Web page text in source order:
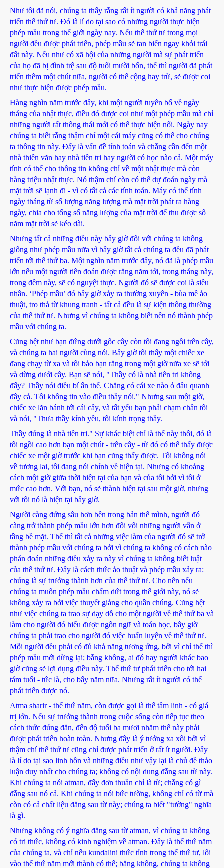
Như tôi đã nói, chúng ta thấy rằng rất ít người có khả năng phát
triển thể thứ tư. Đó là lí do tại sao có những người thực hiện
phép mầu trong thế giới ngày nay. Nếu thể thứ tư trong mọi
người đều được phát triển, phép mầu sẽ tan biến ngay khỏi trái
đất này. Nếu như có xã hội của những người mà sự phát triển
của họ đã bị đình trệ sau độ tuổi mười bốn, thế thì người đã phát
triển thêm một chút nữa, người có thể cộng hay trừ, sẽ được coi
như thực hiện được phép mầu.
Hàng nghìn năm trước đây, khi một người tuyên bố về ngày
tháng của nhật thực, điều đó được coi như một phép mầu mà chỉ
những người rất thông thái mới có thể thực hiện nổi. Ngày nay
chúng ta biết rằng thậm chí một cái máy cũng có thể cho chúng
ta thông tin này. Đấy là vấn đề tính toán và chẳng cần đến một
nhà thiên văn hay nhà tiên tri hay người có học nào cả. Một máy
tính có thể cho thông tin không chỉ về một nhật thực mà còn
hàng triệu nhật thực. Nó thậm chí còn có thể dự đoán ngày mà
mặt trời sẽ lạnh đi - vì có tất cả các tính toán. Máy có thể tính
ngày tháng từ số lượng năng lượng mà mặt trời phát ra hàng
ngày, chia cho tổng số năng lượng của mặt trời để thu được số
năm mặt trời sẽ kéo dài.
Nhưng tất cả những điều này bây giờ đối với chúng ta không
giống như phép mầu nữa vì bây giờ tất cả chúng ta đều đã phát
triển tới thể thứ ba. Một nghìn năm trước đây, nó đã là phép mầu
lớn nếu một người tiên đoán được rằng năm tới, trong tháng này,
trong đêm này, sẽ có nguyệt thực. Người đó sẽ được coi là siêu
nhân. ‘Phép mầu’ đó bây giờ xảy ra thường xuyên - bùa mê ảo
thuật, tro thả từ khung tranh - tất cả đều là sự kiện thông thường
của thể thứ tư. Nhưng vì chúng ta không biết nên nó thành phép
mầu với chúng ta.
Cũng hệt như bạn đứng dưới gốc cây còn tôi đang ngồi trên cây,
và chúng ta hai người cùng nói. Bây giờ tôi thấy một chiếc xe
đang chạy từ xa và tôi bảo bạn rằng trong một giờ nữa xe sẽ tới
và dừng dưới cây. Bạn sẽ nói, "Thầy có là nhà tiên tri không
đấy? Thầy nói điều bí ẩn thế. Chẳng có cái xe nào ỏ đâu quanh
đây cả. Tôi không tin vào điều thầy nói." Nhưng sau một giờ,
chiếc xe lăn bánh tới cái cây, và tất yếu bạn phải chạm chân tôi
và nói, "Thưa thầy kính yêu, tôi kính trọng thầy.
Thầy đúng là nhà tiên tri." Sự khác biệt chỉ là thế này thôi, đó là
tôi ngồi cao hơn bạn một chút - trên cây - từ đó có thể thấy được
chiếc xe một giờ trước khi bạn cũng thấy được. Tôi không nói
về tương lai, tôi đang nói chính về hiện tại. Nhưng có khoảng
cách một giờ giữa thời hiện tại của bạn và của tôi bởi vì tôi ở
mức cao hơn. Với bạn, nó sẽ thành hiện tại sau một giờ, nhưng
với tôi nó là hiện tại bây giờ.
Người càng đứng sâu hơn bên trong bản thể mình, người đó
càng trở thành phép mầu lớn hơn đối vối những người vẫn ở
tầng bề mặt. Thế thì tất cả những việc làm của người đó sẽ trở
thành phép mầu với chúng ta bởi vì chúng ta không có cách nào
phán đoán những điều xảy ra này vì chúng ta không biết luật
của thể thứ tư. Đây là cách thức ảo thuật và phép mầu xảy ra:
chúng là sự trưởng thành hơn của thể thứ tư. Cho nên nếu
chúng ta muốn phép mầu chấm dứt trong thế giới này, nó sẽ
không xảy ra bởi việc thuyết giảng cho quần chúng. Cũng hệt
như việc chúng ta trao sự dạy dỗ cho một người về thể thứ ba và
làm cho người đó hiểu được ngôn ngữ và toán học, bây giờ
chúng ta phải trao cho người đó việc huấn luyện về thể thứ tư.
Mỗi người đều phải có đủ khả năng tương ứng, bởi vì chỉ thế thì
phép mầu mới dừng lại; bằng không, ai đó hay người khác bao
giờ cũng sẽ lợi dụng điều này. Thể thứ tư phát triển cho tới hai
tám tuổi - tức là, cho bẩy năm nữa. Nhưng rất ít người có thể
phát triển được nó.
Atma sharir - thể thứ năm, còn được gọi là thể tâm linh - có giá
trị lớn. Nếu sự trưởng thành trong cuộc sống còn tiếp tục theo
cách thức đúng đắn, đến độ tuổi ba mươi nhăm thể này phải
được phát triển hoàn toàn. Nhưng đây là ý tưởng xa xôi bởi vì
thậm chí thể thứ tư cũng chỉ được phát triển ở rất ít người. Đây
là lí do tại sao linh hồn và những điều như vậy lại là chủ đề thảo
luận duy nhất cho chúng ta; không có nội dung đằng sau từ này.
Khi chúng ta nói atman, đấy đơn thuần chỉ là từ; chẳng có gì
đằng sau nó cả. Khi chúng ta nói bức tường, không chỉ có từ mà
còn có cả chất liệu đằng sau từ này; chúng ta biết "tường" nghĩa
là gì.
Nhưng không có ý nghĩa đằng sau từ atman, vì chúng ta không
có tri thức, không có kinh nghiệm về atman. Đây là thể thứ năm
của chúng ta, và chỉ nếu kundalini thức tỉnh trong thể thứ tư, lối
vào thể thứ năm mới thành có thể; bằng không, chúng ta không